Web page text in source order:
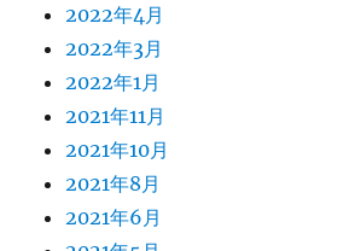
2022年4月
2022年3月
2022年1月
2021年11月
2021年10月
2021年8月
2021年6月